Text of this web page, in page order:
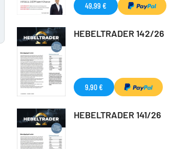
49,99 €
HEBELTRADER 142/26
9,90 €
HEBELTRADER 141/26